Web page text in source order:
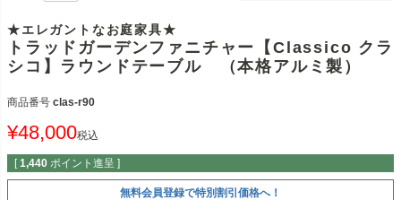
★エレガントなお庭家具★
トラッドガーデンファニチャー【Classico クラ
シコ】ラウンドテーブル （本格アルミ製）
商品番号 clas-r90
¥48,000税込
[ 1,440 ポイント進呈 ]
無料会員登録で特別割引価格へ！